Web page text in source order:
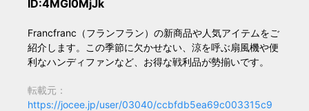
ID:4MGI0MjJk
Francfranc（フランフラン）の新商品や人気アイテムをご
紹介します。この季節に欠かせない、涼を呼ぶ扇風機や便
利なハンディファンなど、お得な戦利品が勢揃いです。
転載元：
https://jocee.jp/user/03040/ccbfdb5ea69c003315c9